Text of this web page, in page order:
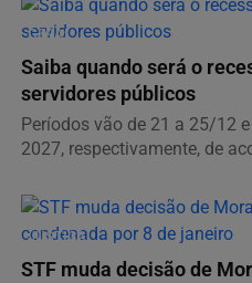
GERAL
Saiba quando será o
servidores públicos
Períodos vão de 21 a 25/12
2027, respectivamente, de
JUSTIÇA
STF muda decisão de